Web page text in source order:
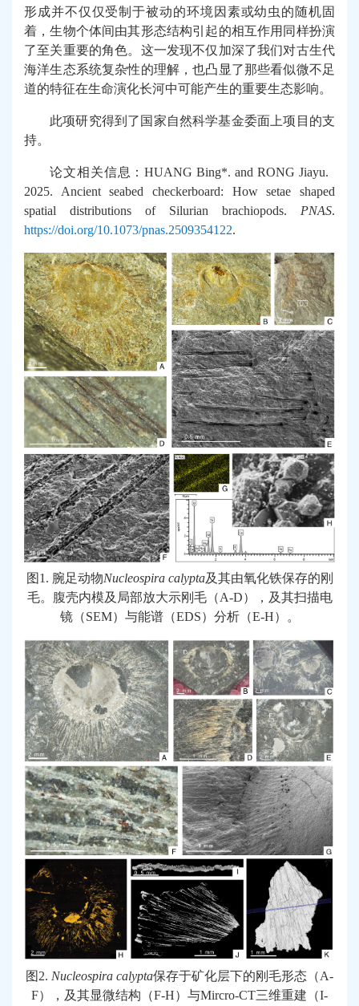
形成并不仅仅受制于被动的环境因素或幼虫的随机固
着，生物个体间由其形态结构引起的相互作用同样扮演
了至关重要的角色。这一发现不仅加深了我们对古生代
海洋生态系统复杂性的理解，也凸显了那些看似微不足
道的特征在生命演化长河中可能产生的重要生态影响。
此项研究得到了国家自然科学基金委面上项目的支
持。
论文相关信息：HUANG Bing*. and RONG Jiayu.
2025. Ancient seabed checkerboard: How setae shaped
spatial distributions of Silurian brachiopods. PNAS.
https://doi.org/10.1073/pnas.2509354122.
图 1. 腕足动物Nucleospira calypta及其由氧化铁保存的刚
毛。腹壳内模及局部放大示刚毛（A-D），及其扫描电
镜（SEM）与能谱（EDS）分析（E-H）。
图 2. Nucleospira calypta保存于矿化层下的刚毛形态（A-
F），及其显微结构（F-H）与Mircro-CT三维重建（I-